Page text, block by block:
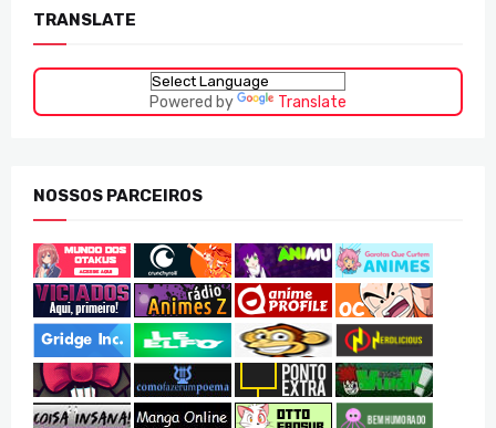
TRANSLATE
Powered by Translate
NOSSOS PARCEIROS